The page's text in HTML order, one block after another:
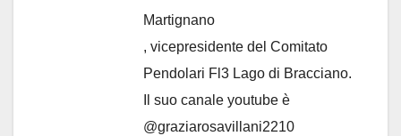
Martignano
, vicepresidente del Comitato
Pendolari Fl3 Lago di Bracciano.
Il suo canale youtube è
@graziarosavillani2210